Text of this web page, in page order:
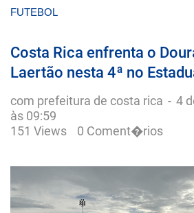
FUTEBOL
Costa Rica enfrenta o
Laertão nesta 4ª no
com prefeitura de costa rica - 4
às 09:59
151 Views
0 Coment�rios